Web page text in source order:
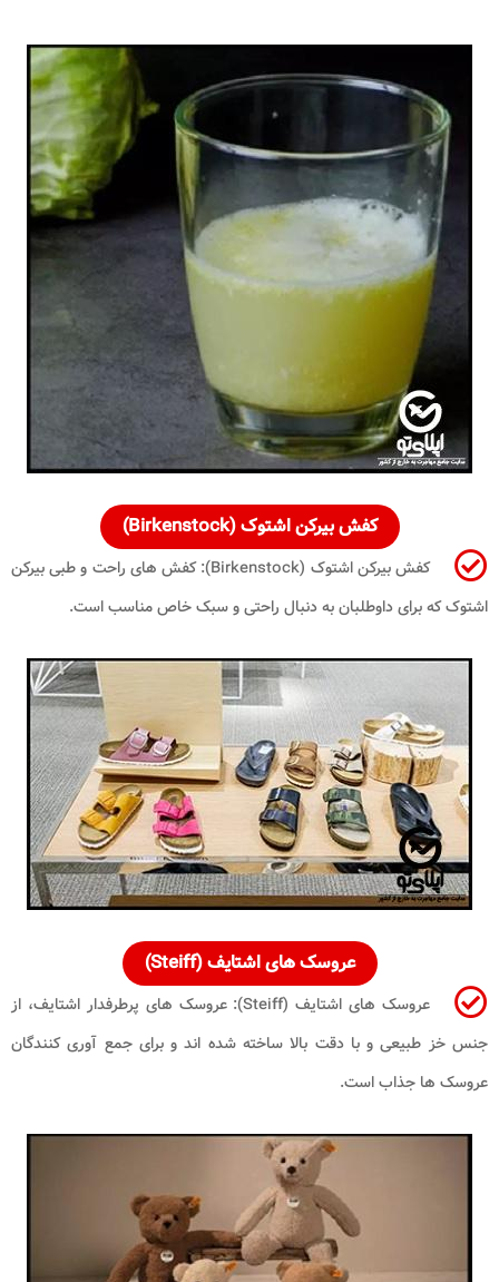
کفش بیرکن اشتوک (Birkenstock)
کفش بیرکن اشتوک (Birkenstock): کفش های راحت و طبی بیرکن
اشتوک که برای داوطلبان به دنبال راحتی و سبک خاص مناسب است.
عروسک های اشتایف (Steiff)
عروسک های اشتایف (Steiff): عروسک های پرطرفدار اشتایف، از
جنس خز طبیعی و با دقت بالا ساخته شده اند و برای جمع آوری کنندگان
عروسک ها جذاب است.